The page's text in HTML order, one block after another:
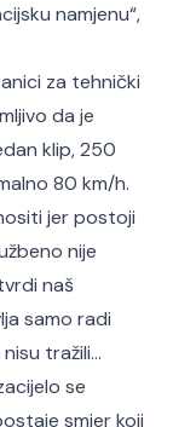
namjenu“,
za tehnički
da je
klip, 250
80 km/h.
jer postoji
nije
naš
samo radi
tražili…
se
smjer koji